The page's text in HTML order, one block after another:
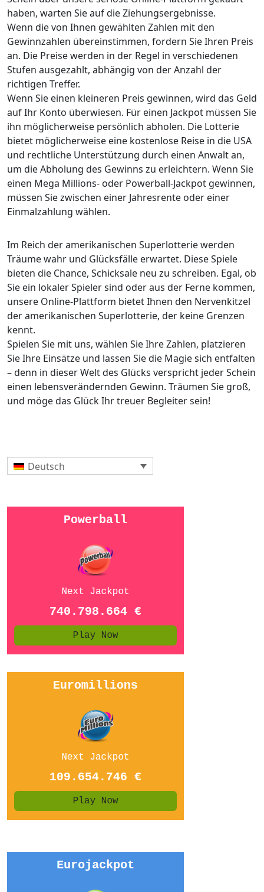
haben, warten Sie auf die Ziehungsergebnisse.
Wenn die von Ihnen gewählten Zahlen mit den
Gewinnzahlen übereinstimmen, fordern Sie Ihren Preis
an. Die Preise werden in der Regel in verschiedenen
Stufen ausgezahlt, abhängig von der Anzahl der
richtigen Treffer.
Wenn Sie einen kleineren Preis gewinnen, wird das Geld
auf Ihr Konto überwiesen. Für einen Jackpot müssen Sie
ihn möglicherweise persönlich abholen. Die Lotterie
bietet möglicherweise eine kostenlose Reise in die USA
und rechtliche Unterstützung durch einen Anwalt an,
um die Abholung des Gewinns zu erleichtern. Wenn Sie
einen Mega Millions- oder Powerball-Jackpot gewinnen,
müssen Sie zwischen einer Jahresrente oder einer
Einmalzahlung wählen.
Im Reich der amerikanischen Superlotterie werden
Träume wahr und Glücksfälle erwartet. Diese Spiele
bieten die Chance, Schicksale neu zu schreiben. Egal, ob
Sie ein lokaler Spieler sind oder aus der Ferne kommen,
unsere Online-Plattform bietet Ihnen den Nervenkitzel
der amerikanischen Superlotterie, der keine Grenzen
kennt.
Spielen Sie mit uns, wählen Sie Ihre Zahlen, platzieren
Sie Ihre Einsätze und lassen Sie die Magie sich entfalten
– denn in dieser Welt des Glücks verspricht jeder Schein
einen lebensverändernden Gewinn. Träumen Sie groß,
und möge das Glück Ihr treuer Begleiter sein!
Deutsch